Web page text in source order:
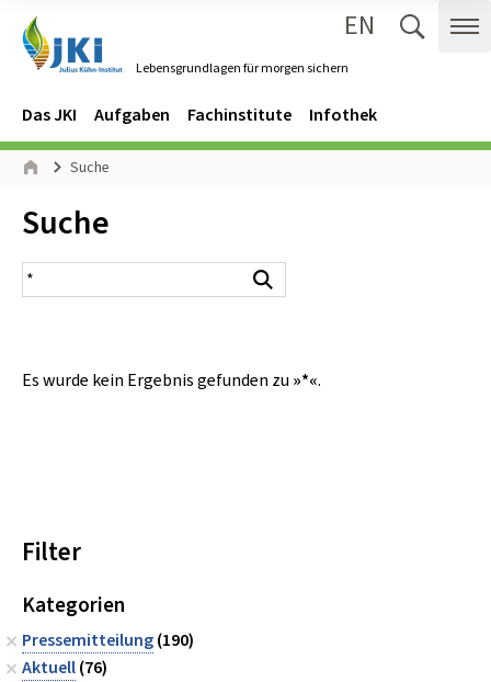
Lebensgrundlagen für morgen sichern
EN
Navigation
Hauptmenü
Das JKI Aufgaben Fachinstitute Infothek
Seitenpfad
Suche
Inhalt:
Suche
Suchergebnis
Es wurde kein Ergebnis gefunden zu »*«.
Filter
Kategorien
Pressemitteilung(190)
Aktuell(76)